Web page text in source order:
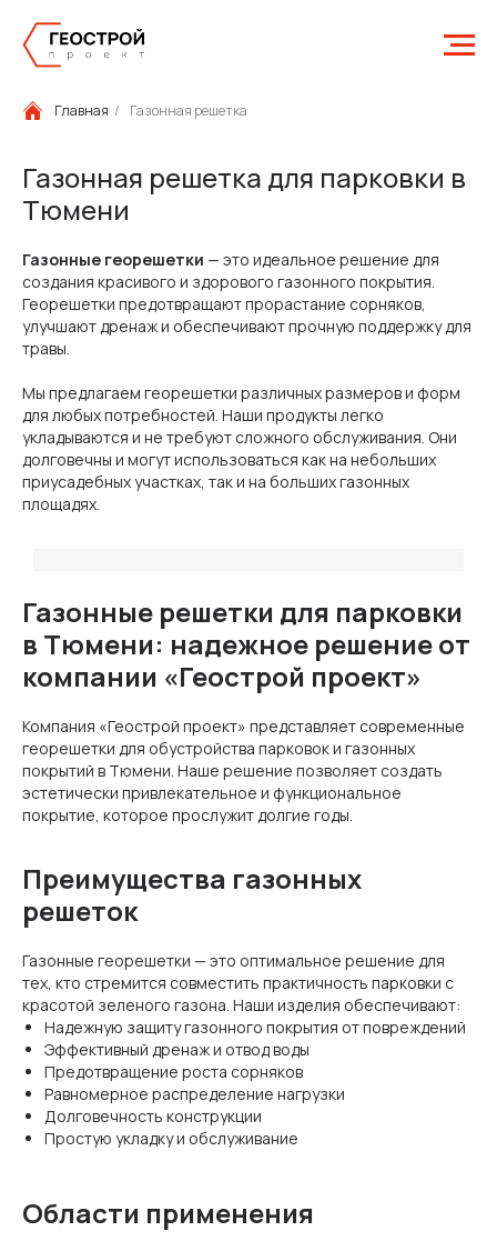
Главная / Газонная решетка
Газонная решетка для парковки в
Тюмени
Газонные георешетки — это идеальное решение для
создания красивого и здорового газонного покрытия.
Георешетки предотвращают прорастание сорняков,
улучшают дренаж и обеспечивают прочную поддержку для
травы.
Мы предлагаем георешетки различных размеров и форм
для любых потребностей. Наши продукты легко
укладываются и не требуют сложного обслуживания. Они
долговечны и могут использоваться как на небольших
приусадебных участках, так и на больших газонных
площадях.
Газонные решетки для парковки
в Тюмени: надежное решение от
компании «Геострой проект»
Компания «Геострой проект» представляет современные
георешетки для обустройства парковок и газонных
покрытий в Тюмени. Наше решение позволяет создать
эстетически привлекательное и функциональное
покрытие, которое прослужит долгие годы.
Преимущества газонных
решеток
Газонные георешетки — это оптимальное решение для
тех, кто стремится совместить практичность парковки с
красотой зеленого газона. Наши изделия обеспечивают:
Надежную защиту газонного покрытия от повреждений
Эффективный дренаж и отвод воды
Предотвращение роста сорняков
Равномерное распределение нагрузки
Долговечность конструкции
Простую укладку и обслуживание
Области применения